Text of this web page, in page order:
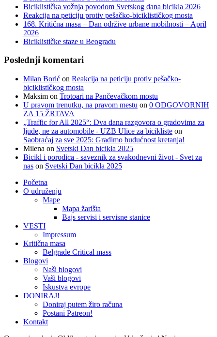
Biciklistička vožnja povodom Svetskog dana bicikla 2026
Reakcija na peticiju protiv pešačko-biciklističkog mosta
168. Kritična masa – Dan održive urbane mobilnosti – April
2026
Biciklističke staze u Beogradu
Poslednji komentari
Milan Borić on Reakcija na peticiju protiv pešačko-
biciklističkog mosta
Maksim on Trotoari na Pančevačkom mostu
U pravom trenutku, na pravom mestu on 0 ODGOVORNIH
ZA 15 ŽRTAVA
„Traffic for All 2025“: Dva dana razgovora o gradovima za
ljude, ne za automobile - UZB Ulice za bicikliste on
Saobraćaj za sve 2025: Gradimo budućnost kretanja!
Milena on Svetski Dan bicikla 2025
Bicikl i porodica - saveznik za svakodnevni život - Svet za
nas on Svetski Dan bicikla 2025
Početna
O udruženju
Mape
Mapa žarišta
Bajs servisi i servisne stanice
VESTI
Impressum
Kritična masa
Belgrade Critical mass
Blogovi
Naši blogovi
Vaši blogovi
Iskustva evrope
DONIRAJ!
Doniraj putem žiro računa
Postani Patreon!
Kontakt